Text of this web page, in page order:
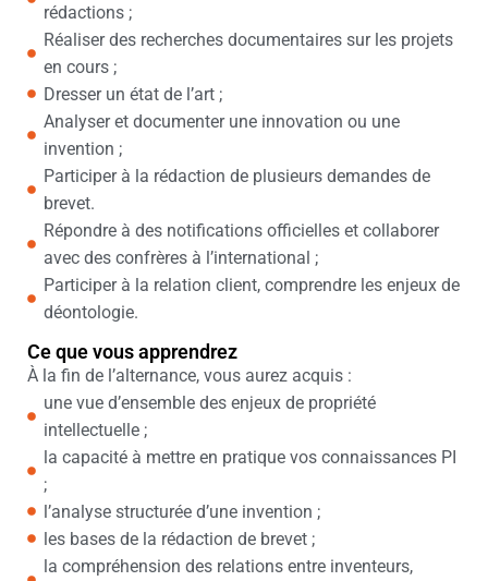
rédactions ;
Réaliser des recherches documentaires sur les projets
en cours ;
Dresser un état de l’art ;
Analyser et documenter une innovation ou une
invention ;
Participer à la rédaction de plusieurs demandes de
brevet.
Répondre à des notifications officielles et collaborer
avec des confrères à l’international ;
Participer à la relation client, comprendre les enjeux de
déontologie.
Ce que vous apprendrez
À la fin de l’alternance, vous aurez acquis :
une vue d’ensemble des enjeux de propriété
intellectuelle ;
la capacité à mettre en pratique vos connaissances PI
;
l’analyse structurée d’une invention ;
les bases de la rédaction de brevet ;
la compréhension des relations entre inventeurs,